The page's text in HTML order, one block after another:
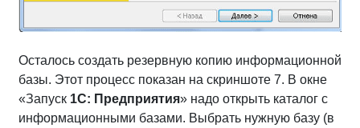
Осталось создать резервную копию информационной
базы. Этот процесс показан на скриншоте 7. В окне
«Запуск 1С: Предприятия» надо открыть каталог с
информационными базами. Выбрать нужную базу (в